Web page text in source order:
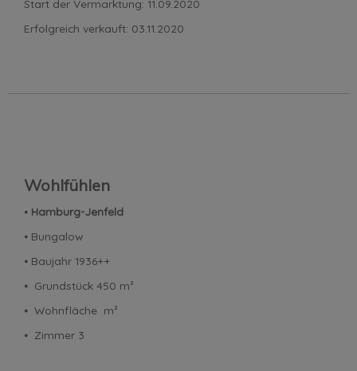
Start der Vermarktung: 11.09.2020
Erfolgreich verkauft: 03.11.2020
Wohlfühlen
⦁ Hamburg-Jenfeld
⦁ Bungalow
⦁ Baujahr 1936++
⦁ Grundstück 450 m²
⦁ Wohnfläche m²
⦁ Zimmer 3